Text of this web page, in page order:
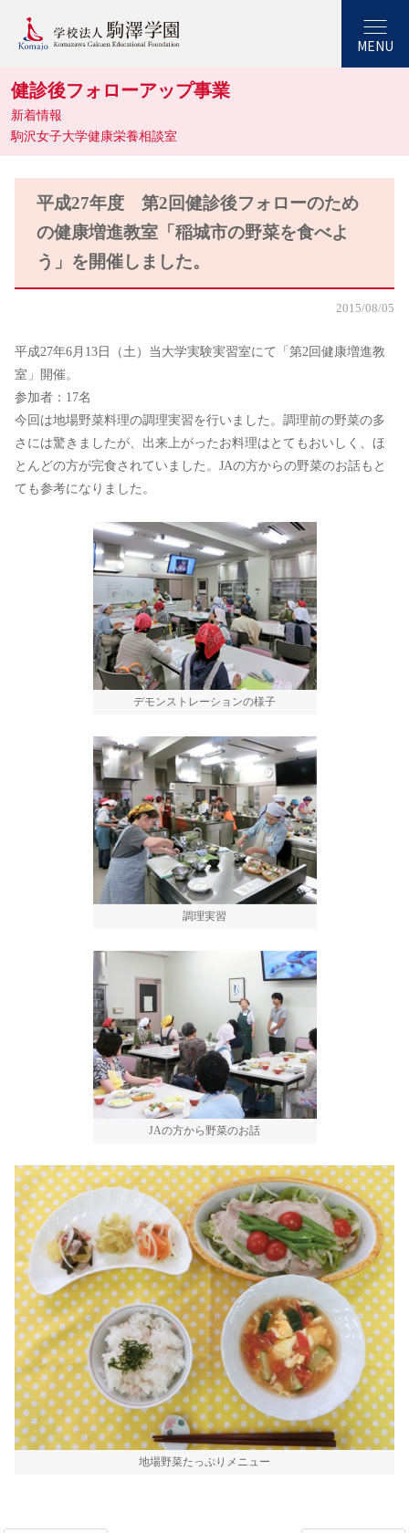
MENU
健診後フォローアップ事業
新着情報
駒沢女子大学健康栄養相談室
平成27年度 第2回健診後フォローのため
の健康増進教室「稲城市の野菜を食べよ
う」を開催しました。
2015/08/05
平成27年6月13日（土）当大学実験実習室にて「第2回健康増進教
室」開催。
参加者：17名
今回は地場野菜料理の調理実習を行いました。調理前の野菜の多
さには驚きましたが、出来上がったお料理はとてもおいしく、ほ
とんどの方が完食されていました。JAの方からの野菜のお話もと
ても参考になりました。
デモンストレーションの様子
調理実習
JAの方から野菜のお話
地場野菜たっぷりメニュー